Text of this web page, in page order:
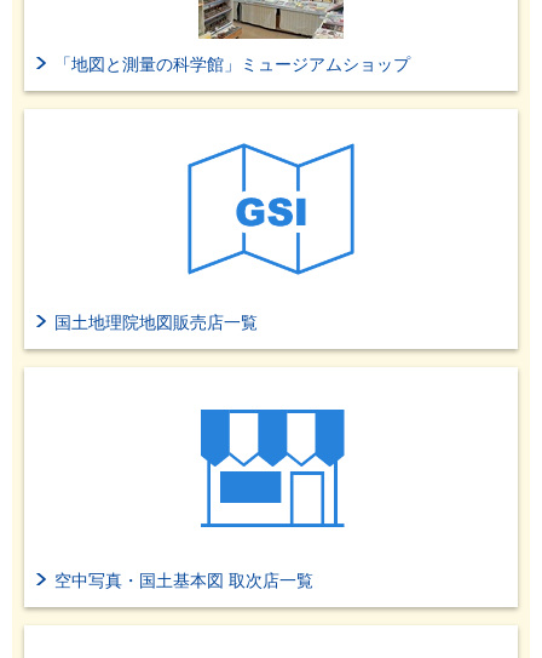
「地図と測量の科学館」ミュージアムショップ
国土地理院地図販売店一覧
空中写真・国土基本図 取次店一覧